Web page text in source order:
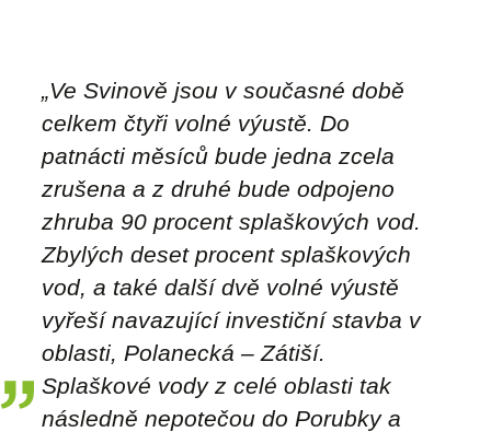
„Ve Svinově jsou v současné době
celkem čtyři volné výustě. Do
patnácti měsíců bude jedna zcela
zrušena a z druhé bude odpojeno
zhruba 90 procent splaškových vod.
Zbylých deset procent splaškových
vod, a také další dvě volné výustě
vyřeší navazující investiční stavba v
oblasti, Polanecká – Zátiší.
Splaškové vody z celé oblasti tak
následně nepotečou do Porubky a